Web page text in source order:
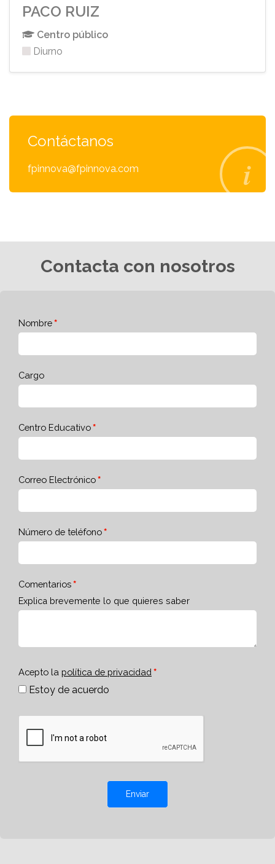
PACO RUIZ
Centro público
Diurno
Contáctanos
fpinnova@fpinnova.com
Contacta con nosotros
Nombre
Cargo
Centro Educativo
Correo Electrónico
Número de teléfono
Comentarios
Explica brevemente lo que quieres saber
Acepto la política de privacidad
Estoy de acuerdo
Enviar